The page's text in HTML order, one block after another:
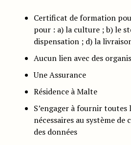
Certificat de formation
pour : a) la culture ; b) le
dispensation ; d) la
Aucun lien avec des
Une Assurance
Résidence à Malte
S’engager à fournir toutes
nécessaires au système
des données